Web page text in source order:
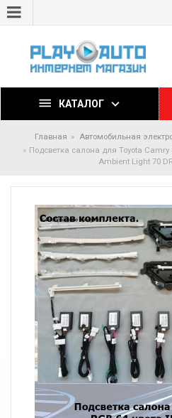
КАТАЛОГ
Главная Автомобильная
Подсветка салона для Toyota Camry
Ambient Light 70